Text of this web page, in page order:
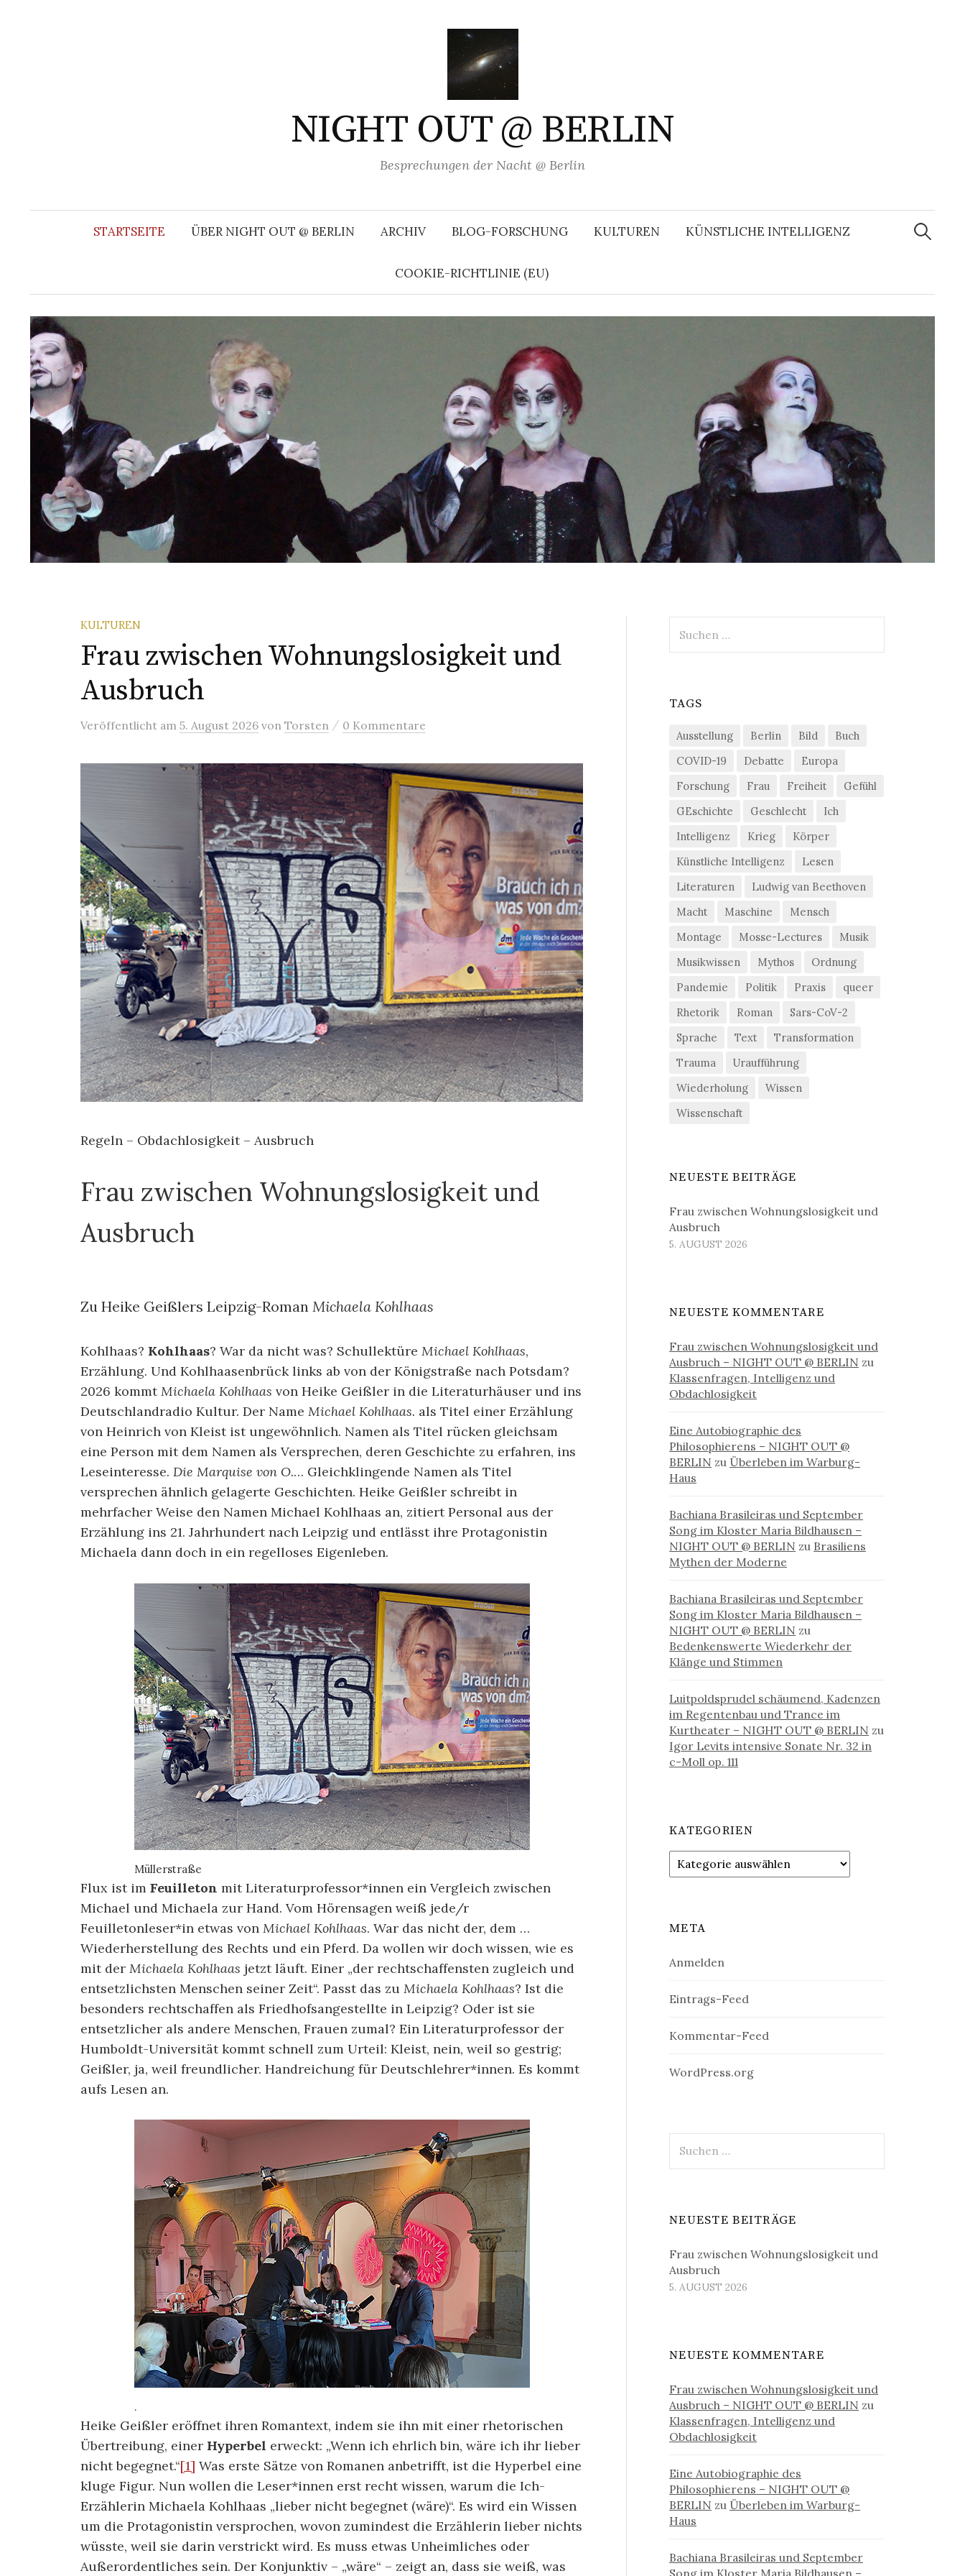
NIGHT OUT @ BERLIN
Besprechungen der Nacht @ Berlin
STARTSEITE ÜBER NIGHT OUT @ BERLIN ARCHIV BLOG-FORSCHUNG KULTUREN KÜNSTLICHE INTELLIGENZ
COOKIE-RICHTLINIE (EU)
Suchen
nach:
KULTUREN
Frau zwischen Wohnungslosigkeit und
Ausbruch
Veröffentlicht am 5. August 2026 von Torsten / 0 Kommentare
Regeln – Obdachlosigkeit – Ausbruch
Frau zwischen Wohnungslosigkeit und
Ausbruch
Zu Heike Geißlers Leipzig-Roman Michaela Kohlhaas
Kohlhaas? Kohlhaas? War da nicht was? Schullektüre Michael Kohlhaas,
Erzählung. Und Kohlhaasenbrück links ab von der Königstraße nach Potsdam?
2026 kommtMichaela Kohlhaas von Heike Geißler in die Literaturhäuser und ins
Deutschlandradio Kultur. Der Name Michael Kohlhaas. als Titel einer Erzählung
von Heinrich von Kleist ist ungewöhnlich. Namen als Titel rücken gleichsam
eine Person mit dem Namen als Versprechen, deren Geschichte zu erfahren, ins
Leseinteresse. Die Marquise von O.… Gleichklingende Namen als Titel
versprechen ähnlich gelagerte Geschichten. Heike Geißler schreibt in
mehrfacher Weise den Namen Michael Kohlhaas an, zitiert Personal aus der
Erzählung ins 21. Jahrhundert nach Leipzig und entlässt ihre Protagonistin
Michaela dann doch in ein regelloses Eigenleben.
Müllerstraße
Flux ist im Feuilleton mit Literaturprofessor*innen ein Vergleich zwischen
Michael und Michaela zur Hand. Vom Hörensagen weiß jede/r
Feuilletonleser*in etwas von Michael Kohlhaas. War das nicht der, dem …
Wiederherstellung des Rechts und ein Pferd. Da wollen wir doch wissen, wie es
mit der Michaela Kohlhaas jetzt läuft. Einer „der rechtschaffensten zugleich und
entsetzlichsten Menschen seiner Zeit“. Passt das zu Michaela Kohlhaas? Ist die
besonders rechtschaffen als Friedhofsangestellte in Leipzig? Oder ist sie
entsetzlicher als andere Menschen, Frauen zumal? Ein Literaturprofessor der
Humboldt-Universität kommt schnell zum Urteil: Kleist, nein, weil so gestrig;
Geißler, ja, weil freundlicher. Handreichung für Deutschlehrer*innen. Es kommt
aufs Lesen an.
.
Heike Geißler eröffnet ihren Romantext, indem sie ihn mit einer rhetorischen
Übertreibung, einer Hyperbel erweckt: „Wenn ich ehrlich bin, wäre ich ihr lieber
nicht begegnet.“[1] Was erste Sätze von Romanen anbetrifft, ist die Hyperbel eine
kluge Figur. Nun wollen die Leser*innen erst recht wissen, warum die Ich-
Erzählerin Michaela Kohlhaas „lieber nicht begegnet (wäre)“. Es wird ein Wissen
um die Protagonistin versprochen, wovon zumindest die Erzählerin lieber nichts
wüsste, weil sie darin verstrickt wird. Es muss etwas Unheimliches oder
Außerordentliches sein. Der Konjunktiv – „wäre“ – zeigt an, dass sie weiß, was
nach:
TAGS
Ausstellung Berlin Bild
Buch
COVID-19
Debatte
Europa
Forschung
Frau Freiheit
Gefühl
GEschichte
Geschlecht
Ich
Intelligenz
Krieg
Körper
Künstliche Intelligenz
Lesen
Literaturen
Ludwig van Beethoven
Macht
Maschine
Mensch
Montage
Mosse-Lectures
Musik
Musikwissen
Mythos
Ordnung
Pandemie
Politik Praxis
queer
Rhetorik
Roman
Sars-CoV-2
Sprache
Text
Transformation
Trauma
Uraufführung
Wiederholung
Wissen
Wissenschaft
NEUESTE BEITRÄGE
Frau zwischen Wohnungslosigkeit und
Ausbruch
5. AUGUST 2026
NEUESTE KOMMENTARE
Frau zwischen Wohnungslosigkeit und
Ausbruch – NIGHT OUT @ BERLIN zu
Klassenfragen, Intelligenz und
Obdachlosigkeit
Eine Autobiographie des
Philosophierens – NIGHT OUT @
BERLIN zu Überleben im Warburg-
Haus
Bachiana Brasileiras und September
Song im Kloster Maria Bildhausen –
NIGHT OUT @ BERLIN zu Brasiliens
Mythen der Moderne
Bachiana Brasileiras und September
Song im Kloster Maria Bildhausen –
NIGHT OUT @ BERLIN zu
Bedenkenswerte Wiederkehr der
Klänge und Stimmen
Luitpoldsprudel schäumend, Kadenzen
im Regentenbau und Trance im
Kurtheater – NIGHT OUT @ BERLIN zu
Igor Levits intensive Sonate Nr. 32 in
c-Moll op. 111
KATEGORIEN
Kategorien
META
Anmelden
Eintrags-Feed
Kommentar-Feed
WordPress.org
nach:
NEUESTE BEITRÄGE
Frau zwischen Wohnungslosigkeit und
Ausbruch
5. AUGUST 2026
NEUESTE KOMMENTARE
Frau zwischen Wohnungslosigkeit und
Ausbruch – NIGHT OUT @ BERLIN zu
Klassenfragen, Intelligenz und
Obdachlosigkeit
Eine Autobiographie des
Philosophierens – NIGHT OUT @
BERLIN zu Überleben im Warburg-
Haus
Bachiana Brasileiras und September
Song im Kloster Maria Bildhausen –